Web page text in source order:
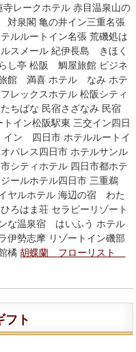
レークホテル 赤目温泉山の
泉閣 亀の井イン三重名張
ルルートイン名張 荒磯処は
スメール 紀伊長島 きほく
し亭 松阪 鯛屋旅館 ビジネ
旅館 満喜 ホテル なみ ホテ
レックスホテル 松阪シティ
ちばな 民宿さざなみ 民宿
イン松阪駅東 三交イン四日
ン 四日市 ホテルルートイ
パレス四日市 ホテルサンル
シティホテル 四日市都ホテ
ールホテル四日市 三重鵜
ヤルホテル 海辺の宿 わた
はま荘 セラピーリゾート
な温泉宿 はいふう ホテル
伊勢志摩 リゾートイン磯部
橘胡蝶蘭 フローリスト
フト